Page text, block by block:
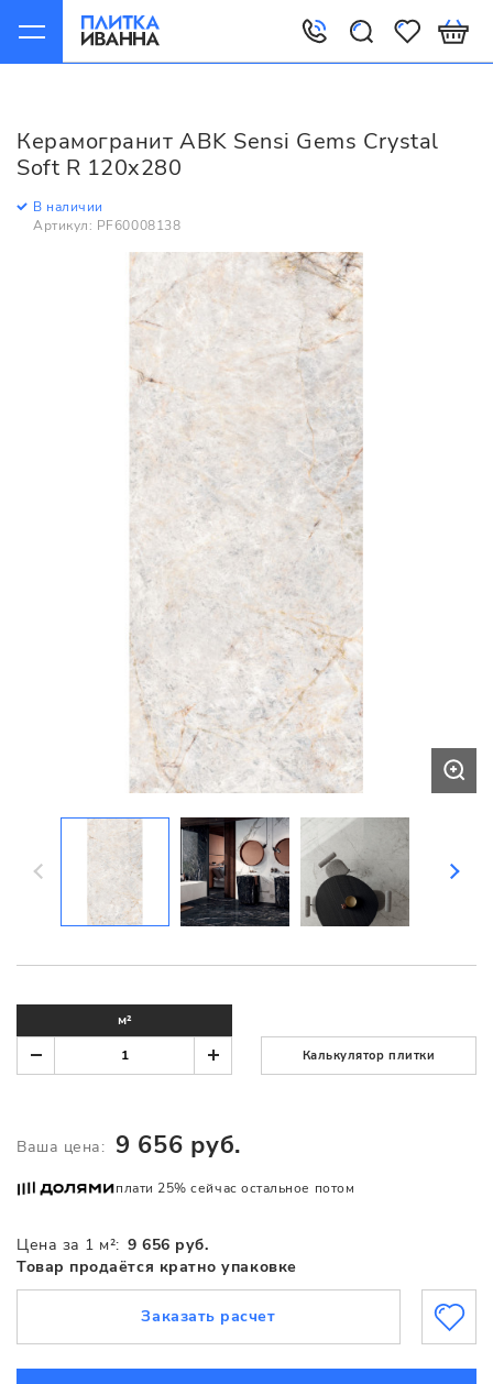
Керамогранит ABK Sensi Gems Crystal
Soft R 120x280
В наличии
Артикул: PF60008138
Цена за 1 м²: 9 656 руб.
Товар продаётся кратно упаковке
м²
Калькулятор плитки
Ваша цена: 9 656 руб.
плати 25% сейчас остальное потом
Заказать расчет